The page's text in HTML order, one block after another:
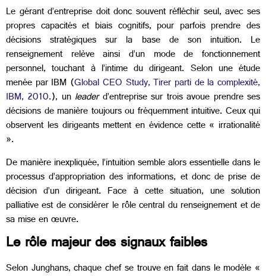
Le gérant d’entreprise doit donc souvent réfléchir seul, avec ses
propres capacités et biais cognitifs, pour parfois prendre des
décisions stratégiques sur la base de son intuition. Le
renseignement relève ainsi d’un mode de fonctionnement
personnel, touchant à l’intime du dirigeant. Selon une étude
menée par IBM (Global CEO Study, Tirer parti de la complexité,
IBM, 2010.), un leaderd’entreprise sur trois avoue prendre ses
décisions de manière toujours ou fréquemment intuitive. Ceux qui
observent les dirigeants mettent en évidence cette « irrationalité
».
De manière inexpliquée, l’intuition semble alors essentielle dans le
processus d’appropriation des informations, et donc de prise de
décision d’un dirigeant. Face à cette situation, une solution
palliative est de considérer le rôle central du renseignement et de
sa mise en œuvre.
Le rôle majeur des signaux faibles
Selon Junghans, chaque chef se trouve en fait dans le modèle «